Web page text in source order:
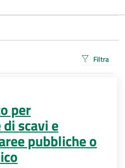
Filtra
per
di scavi e
pubbliche o